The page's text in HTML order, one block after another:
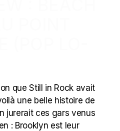
que Still in Rock avait
une belle histoire de
jurerait ces gars venus
: Brooklyn est leur